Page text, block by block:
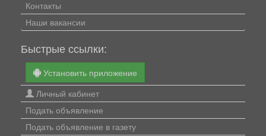
Контакты
Наши вакансии
Быстрые ссылки:
Установить приложение
Личный кабинет
Подать объявление
Подать объявление в газету